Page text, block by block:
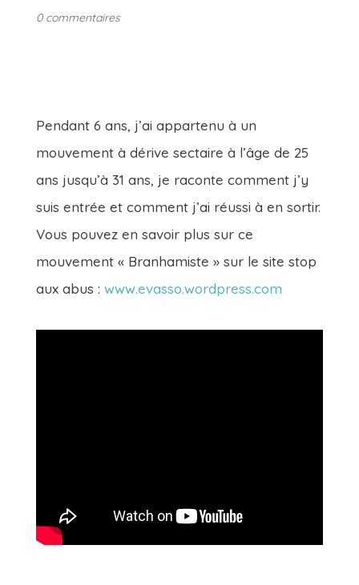
0 commentaires
Pendant 6 ans, j’ai appartenu à un
mouvement à dérive sectaire à l’âge de 25
ans jusqu’à 31 ans, je raconte comment j’y
suis entrée et comment j’ai réussi à en sortir.
Vous pouvez en savoir plus sur ce
mouvement « Branhamiste » sur le site stop
aux abus : www.evasso.wordpress.com